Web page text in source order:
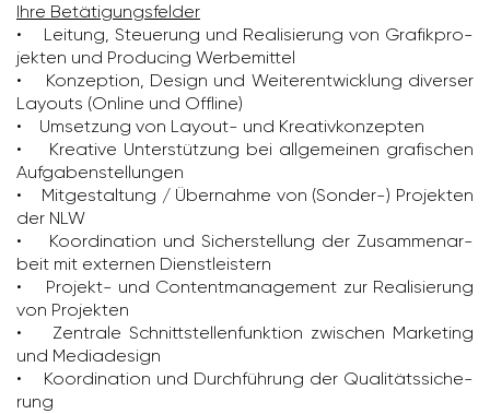
Ihre Betä­ti­gungs­felder
• Leitung, Steue­rung und Reali­sie­rung von Grafik­pro­
jekten und Produ­cing Werbe­mittel
• Konzep­tion, Design und Weiter­ent­wick­lung diverser
Layouts (Online und Offline)
• Umset­zung von Layout- und Krea­tiv­kon­zepten
• Krea­tive Unter­stüt­zung bei allge­meinen grafi­schen
Aufga­ben­stel­lungen
• Mitge­stal­tung / Übernahme von (Sonder-) Projekten
der NLW
• Koor­di­na­tion und Sicher­stel­lung der Zusam­men­ar­
beit mit externen Dienst­leis­tern
• Projekt- und Content­ma­nage­ment zur Reali­sie­rung
von Projekten
• Zentrale Schnitt­stel­len­funk­tion zwischen Marke­ting
und Media­de­sign
• Koor­di­na­tion und Durch­füh­rung der Quali­täts­si­che­
rung